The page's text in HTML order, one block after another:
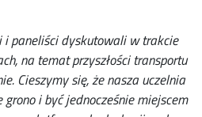
i paneliści dyskutowali w trakcie
na temat przyszłości transportu
Cieszymy się, że nasza uczelnia
i być jednocześnie miejscem